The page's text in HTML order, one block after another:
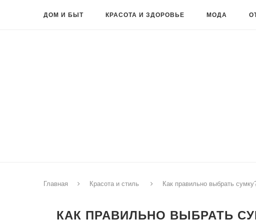
ДОМ И БЫТ КРАСОТА И ЗДОРОВЬЕ МОДА
Главная Красота и стиль Как правильно выбрать
КАК ПРАВИЛЬНО ВЫБРАТЬ